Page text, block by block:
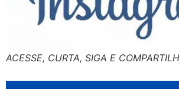
ACESSE, CURTA, SIGA E